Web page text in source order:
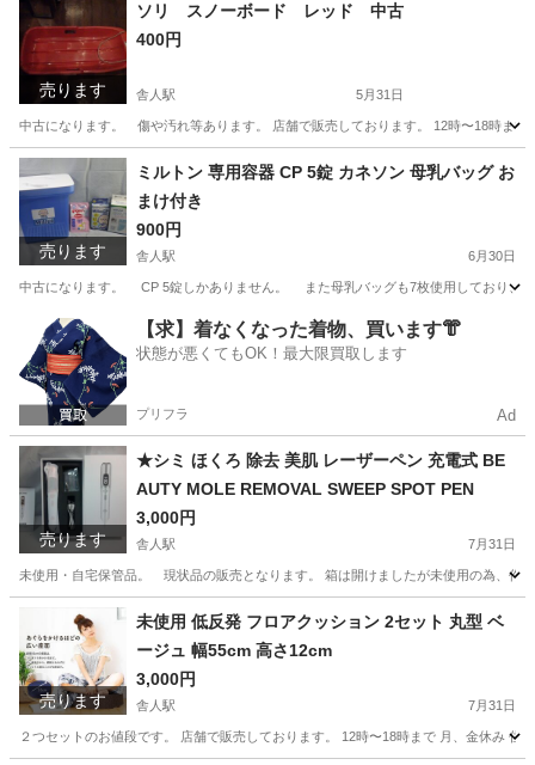
売ります
ソリ スノーボード レッド 中古
400円
舎人駅 5月31日
中古になります。 傷や汚れ等あります。 店舗で販売しております。 12時〜18時ま
東京 足立区 舎人駅 その他
売ります
ミルトン 専用容器 CP 5錠 カネソン 母乳バッグ お
まけ付き
900円
舎人駅 6月30日
中古になります。 CP 5錠しかありません。 また母乳バッグも7枚使用しており、
東京 足立区 舎人駅 ベビー用品 容器
【求】着なくなった着物、買います👘
状態が悪くてもOK！最大限買取します
プリフラ Ad
売ります
★シミ ほくろ 除去 美肌 レーザーペン 充電式 BE
AUTY MOLE REMOVAL SWEEP SPOT PEN
3,000円
舎人駅 7月31日
未使用・自宅保管品。 現状品の販売となります。 箱は開けましたが未使用の為、作
足立区 舎人駅 その他 レーザー
売ります
未使用 低反発 フロアクッション 2セット 丸型 ベ
ージュ 幅55cm 高さ12cm
3,000円
舎人駅 7月31日
２つセットのお値段です。 店舗で販売しております。 12時〜18時まで 月、金休み